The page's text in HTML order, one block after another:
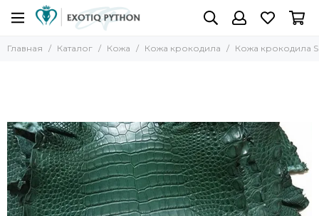
Главная Каталог Кожа Кожа крокодила Кожа крокодила